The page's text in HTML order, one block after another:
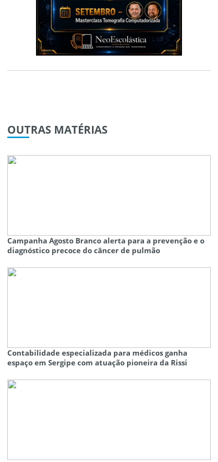
OUTRAS MATÉRIAS
Campanha Agosto Branco alerta para a prevenção e o
diagnóstico precoce do câncer de pulmão
Contabilidade especializada para médicos ganha
espaço em Sergipe com atuação pioneira da Rissi